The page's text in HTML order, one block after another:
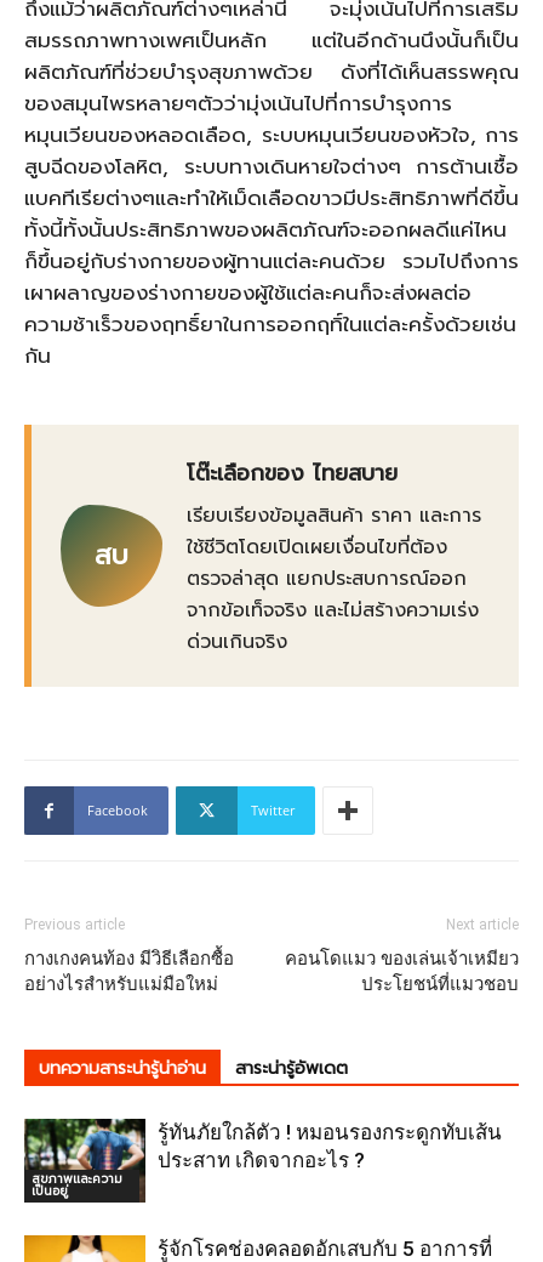
ถึงแม้ว่าผลิตภัณฑ์ต่างๆเหล่านี้ จะมุ่งเน้นไปที่การเสริม
สมรรถภาพทางเพศเป็นหลัก แต่ในอีกด้านนึงนั้นก็เป็น
ผลิตภัณฑ์ที่ช่วยบำรุงสุขภาพด้วย ดังที่ได้เห็นสรรพคุณ
ของสมุนไพรหลายๆตัวว่ามุ่งเน้นไปที่การบำรุงการ
หมุนเวียนของหลอดเลือด, ระบบหมุนเวียนของหัวใจ, การ
สูบฉีดของโลหิต, ระบบทางเดินหายใจต่างๆ การต้านเชื้อ
แบคทีเรียต่างๆและทำให้เม็ดเลือดขาวมีประสิทธิภาพที่ดีขึ้น
ทั้งนี้ทั้งนั้นประสิทธิภาพของผลิตภัณฑ์จะออกผลดีแค่ไหน
ก็ขึ้นอยู่กับร่างกายของผู้ทานแต่ละคนด้วย รวมไปถึงการ
เผาผลาญของร่างกายของผู้ใช้แต่ละคนก็จะส่งผลต่อ
ความช้าเร็วของฤทธิ์ยาในการออกฤทิ์ในแต่ละครั้งด้วยเช่น
กัน
สบ
โต๊ะเลือกของ ไทยสบาย
เรียบเรียงข้อมูลสินค้า ราคา และการ
ใช้ชีวิตโดยเปิดเผยเงื่อนไขที่ต้อง
ตรวจล่าสุด แยกประสบการณ์ออก
จากข้อเท็จจริง และไม่สร้างความเร่ง
ด่วนเกินจริง
Facebook Twitter
Previous article
กางเกงคนท้อง มีวิธีเลือกซื้อ
อย่างไรสำหรับแม่มือใหม่
Next article
คอนโดแมว ของเล่นเจ้าเหมียว
ประโยชน์ที่แมวชอบ
บทความสาระน่ารู้น่าอ่าน สาระน่ารู้อัพเดต
สุขภาพและความ
เป็นอยู่
รู้ทันภัยใกล้ตัว ! หมอนรองกระดูกทับเส้น
ประสาท เกิดจากอะไร ?
รู้จักโรคช่องคลอดอักเสบกับ 5 อาการที่